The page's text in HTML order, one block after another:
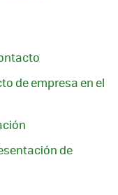
de empresa en el
de